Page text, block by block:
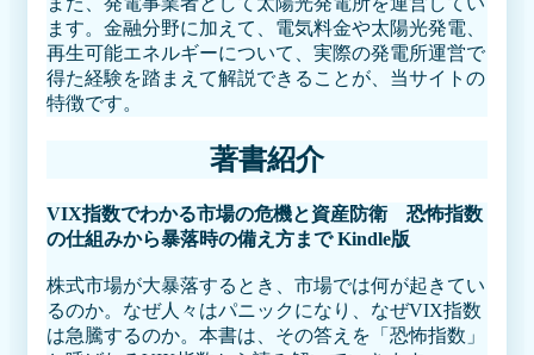
ます。金融分野に加えて、電気料金や太陽光発電、
再生可能エネルギーについて、実際の発電所運営で
得た経験を踏まえて解説できることが、当サイトの
特徴です。
著書紹介
VIX指数でわかる市場の危機と資産防衛 恐怖指数
の仕組みから暴落時の備え方まで Kindle版
株式市場が大暴落するとき、市場では何が起きてい
るのか。なぜ人々はパニックになり、なぜVIX指数
は急騰するのか。本書は、その答えを「恐怖指数」